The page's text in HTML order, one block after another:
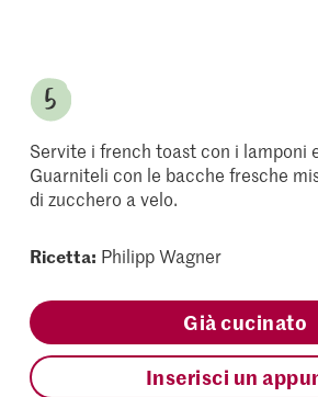
Servite i french toast con i lamponi
Guarniteli con le bacche fresche
di zucchero a velo.
Ricetta: Philipp Wagner
Già cucinato
Inserisci un